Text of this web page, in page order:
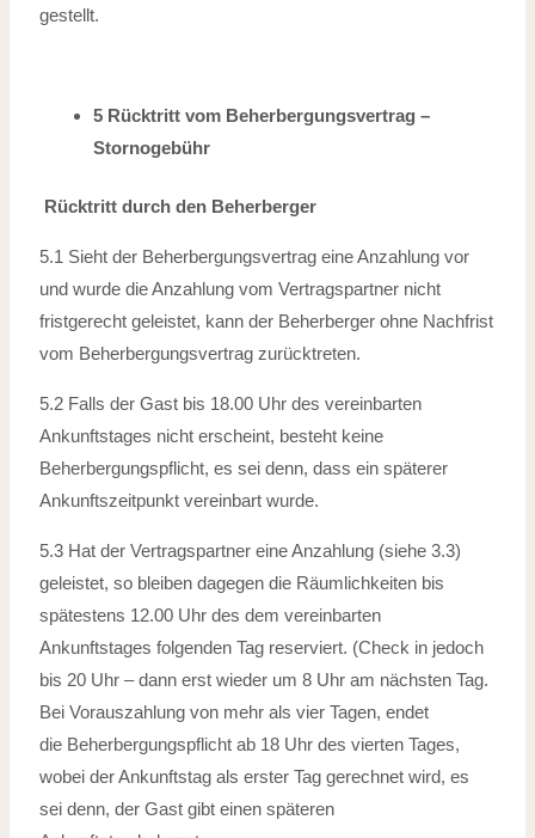
gestellt.
5 Rücktritt vom Beherbergungsvertrag –
Stornogebühr
Rücktritt durch den Beherberger
5.1 Sieht der Beherbergungsvertrag eine Anzahlung vor
und wurde die Anzahlungvom Vertragspartner nicht
fristgerecht geleistet, kann der Beherberger ohne Nachfrist
vom Beherbergungsvertrag zurücktreten.
5.2 Falls der Gast bis 18.00 Uhr des vereinbarten
Ankunftstages nicht erscheint, besteht keine
Beherbergungspflicht, es sei denn, dass ein späterer
Ankunftszeitpunktvereinbart wurde.
5.3 Hat der Vertragspartner eine Anzahlung (siehe 3.3)
geleistet, so bleiben dagegendie Räumlichkeiten bis
spätestens 12.00 Uhr des dem vereinbarten
Ankunftstagesfolgenden Tag reserviert. (Check in jedoch
bis 20 Uhr – dann erst wieder um8 Uhr am nächsten Tag.
Bei Vorauszahlung von mehr als vier Tagen, endet
die Beherbergungspflicht ab 18 Uhr des vierten Tages,
wobei der Ankunftstag alserster Tag gerechnet wird, es
sei denn, der Gast gibt einen späteren